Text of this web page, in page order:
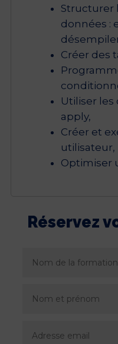
Structurer
données :
Créer des
Utiliser
apply,
Créer et
utilisateur,
Optimiser
Réservez